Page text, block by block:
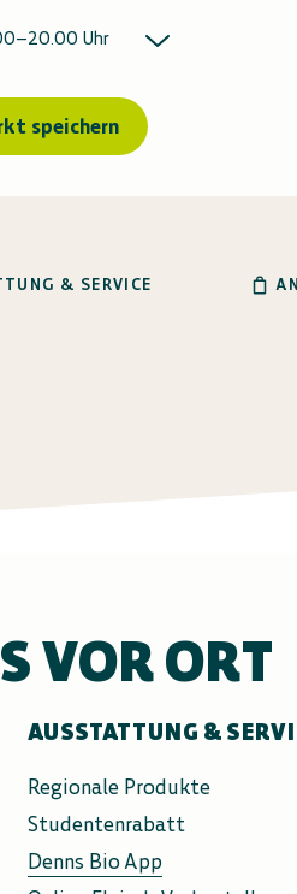
–20.00 Uhr
speichern
& SERVICE
VOR ORT
AUSSTATTUNG &
Regionale Produkte
Studentenrabatt
Denns Bio App